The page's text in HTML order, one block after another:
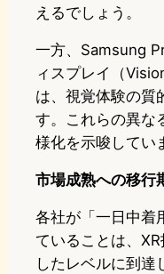
えるでしょう。
一方、Samsung
ィスプレイ（
は、視覚体験の質
す。これらの異な
様化を示唆してい
市場成熟への移行
各社が「一日中着
ていることは、
したレベルに到達